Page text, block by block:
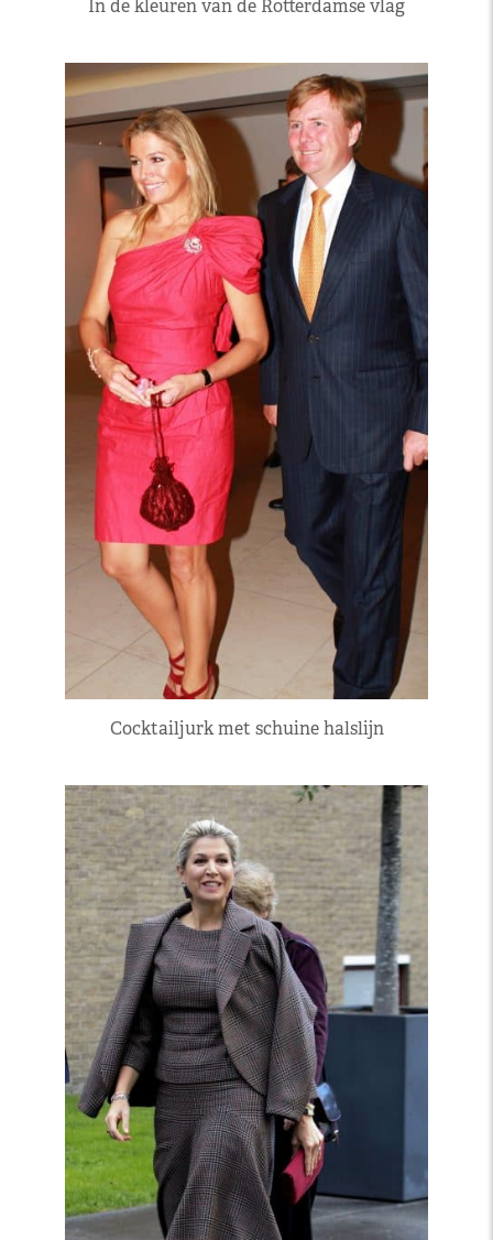
In de kleuren van de Rotterdamse vlag
Cocktailjurk met schuine halslijn